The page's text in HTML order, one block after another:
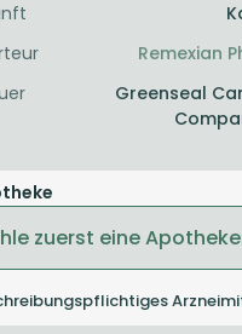
Remexian
Greenseal
zuerst eine